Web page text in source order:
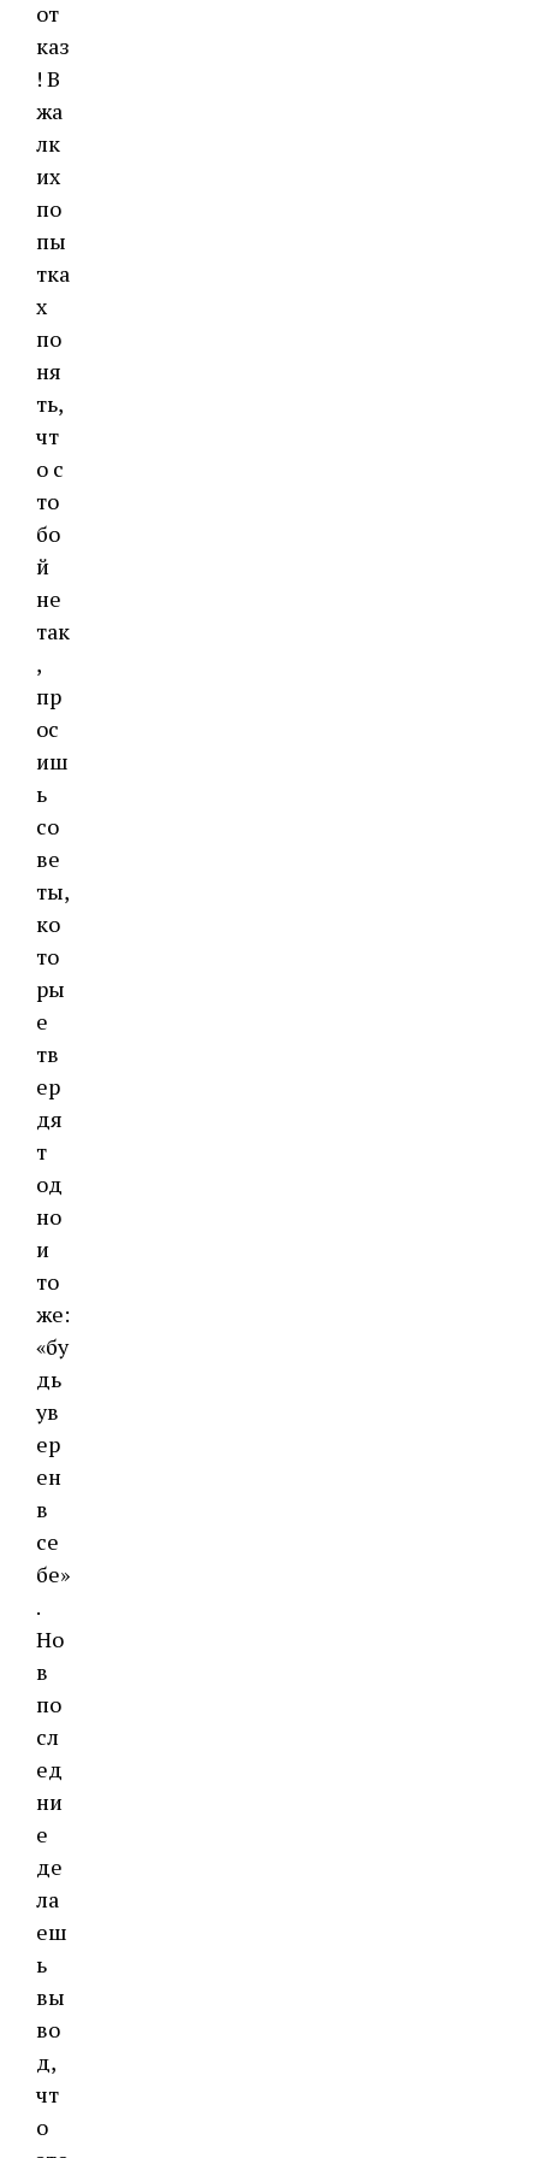
от
каз
! В
жа
лк
их
по
пы
тка
х
по
ня
ть,
чт
о с
то
бо
й
не
так
,
пр
ос
иш
ь
со
ве
ты,
ко
то
ры
е
тв
ер
дя
т
од
но
и
то
же:
«бу
дь
ув
ер
ен
в
се
бе»
.
Но
в
по
сл
ед
ни
е
де
ла
еш
ь
вы
во
д,
чт
о